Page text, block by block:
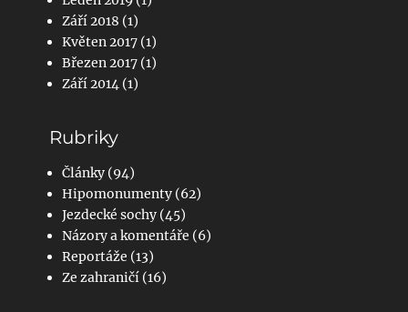
Září 2018 (1)
Květen 2017 (1)
Březen 2017 (1)
Září 2014 (1)
Rubriky
Články (94)
Hipomonumenty (62)
Jezdecké sochy (45)
Názory a komentáře (6)
Reportáže (13)
Ze zahraničí (16)